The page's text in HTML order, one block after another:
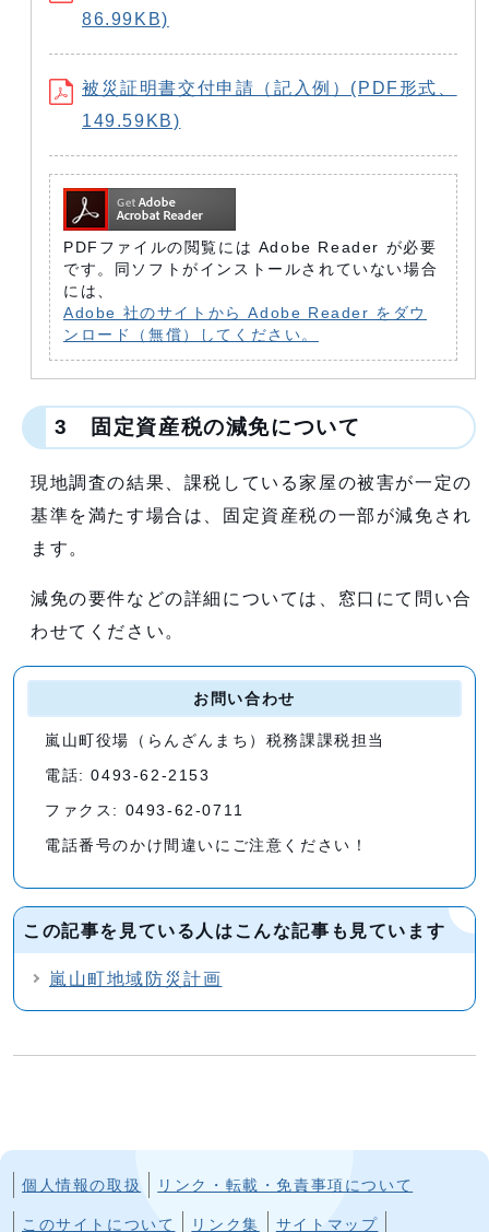
86.99KB)
被災証明書交付申請（記入例）(PDF形式、
149.59KB)
PDFファイルの閲覧には Adobe Reader が必要
です。同ソフトがインストールされていない場合
には、
Adobe 社のサイトから Adobe Reader をダウ
ンロード（無償）してください。
3 固定資産税の減免について
現地調査の結果、課税している家屋の被害が一定の
基準を満たす場合は、固定資産税の一部が減免され
ます。
減免の要件などの詳細については、窓口にて問い合
わせてください。
お問い合わせ
嵐山町役場（らんざんまち）税務課課税担当
電話: 0493-62-2153
ファクス: 0493-62-0711
電話番号のかけ間違いにご注意ください！
この記事を見ている人はこんな記事も見ています
嵐山町地域防災計画
個人情報の取扱 リンク・転載・免責事項について
このサイトについて リンク集 サイトマップ